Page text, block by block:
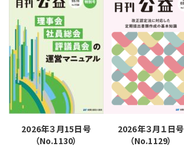
2026年３月15日号
（No.1130）
2026年３月１日号
（No.1129）